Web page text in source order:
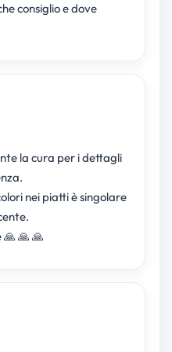
consiglio e dove
la cura per i dettagli
nei piatti è singolare
🙏 🙏